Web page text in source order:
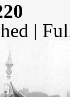
|